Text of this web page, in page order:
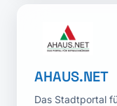
AHAUS.NET
Das Stadtportal